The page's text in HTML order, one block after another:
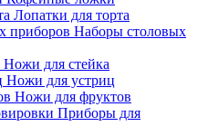
Лопатки для торта
Наборы столовых
Ножи для стейка
Ножи для устриц
Ножи для фруктов
Приборы для